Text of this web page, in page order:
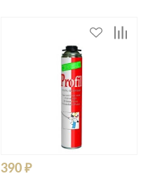
390 ₽